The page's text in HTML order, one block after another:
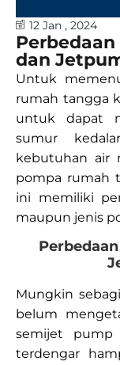
12 Jan , 2024
dan
Untuk
rumah tangga
untuk dapat
sumur
kebutuhan air
pompa rumah
ini memiliki
maupun jenis
Mungkin
belum
semijet
terdengar